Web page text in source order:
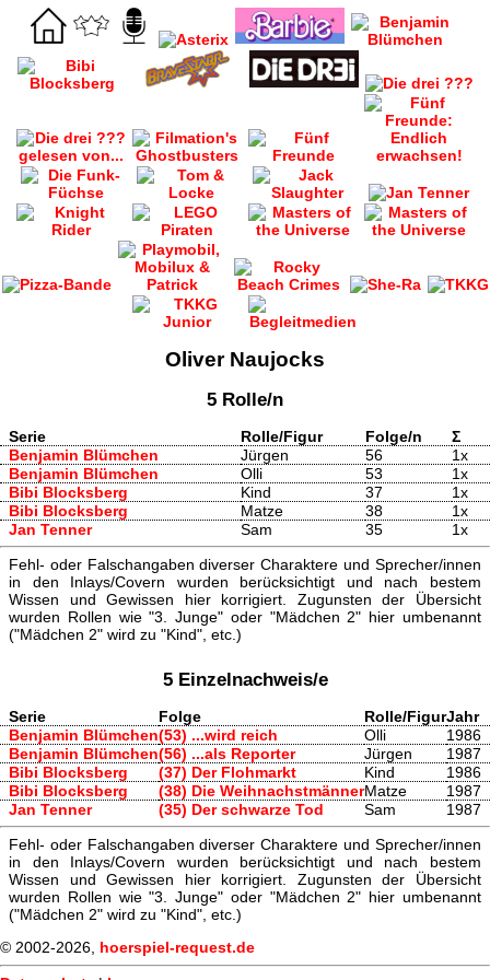
Oliver Naujocks
5 Rolle/n
Serie Rolle/Figur Folge/n
Σ
Benjamin Blümchen
Jürgen 56
1x
Benjamin Blümchen
Olli 53
1x
Bibi Blocksberg
Kind 37
1x
Bibi Blocksberg
Matze 38
1x
Jan Tenner
Sam 35 1x
Fehl- oder Falschangaben diverser Charaktere und Sprecher/innen
in den Inlays/Covern wurden berücksichtigt und nach bestem
Wissen und Gewissen hier korrigiert. Zugunsten der Übersicht
wurden Rollen wie "3. Junge" oder "Mädchen 2" hier umbenannt
("Mädchen 2" wird zu "Kind", etc.)
5 Einzelnachweis/e
Serie Folge Rolle/FigurJahr
Benjamin Blümchen(53) ...wird reich Olli
1986
Benjamin Blümchen(56) ...als Reporter Jürgen
1987
Bibi Blocksberg
(37) Der Flohmarkt Kind
1986
Bibi Blocksberg
(38) Die WeihnachstmännerMatze
1987
Jan Tenner
(35) Der schwarze Tod Sam 1987
Fehl- oder Falschangaben diverser Charaktere und Sprecher/innen
in den Inlays/Covern wurden berücksichtigt und nach bestem
Wissen und Gewissen hier korrigiert. Zugunsten der Übersicht
wurden Rollen wie "3. Junge" oder "Mädchen 2" hier umbenannt
("Mädchen 2" wird zu "Kind", etc.)
© 2002-2026, hoerspiel-request.de